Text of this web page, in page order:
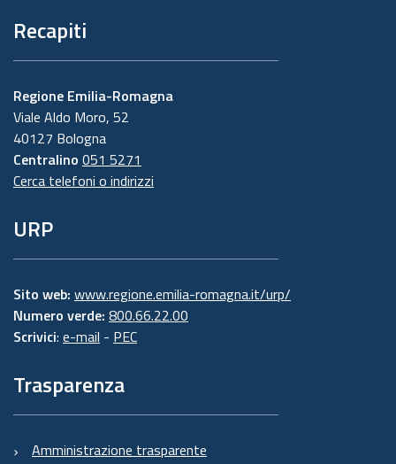
Recapiti
Regione Emilia-Romagna
Viale Aldo Moro, 52
40127 Bologna
Centralino 051 5271
Cerca telefoni o indirizzi
URP
Sito web: www.regione.emilia-romagna.it/urp/
Numero verde: 800.66.22.00
Scrivici: e-mail - PEC
Trasparenza
Amministrazione trasparente